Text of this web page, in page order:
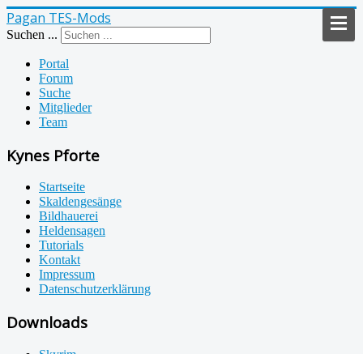
Pagan TES-Mods
Suchen ...
Portal
Forum
Suche
Mitglieder
Team
Kynes Pforte
Startseite
Skaldengesänge
Bildhauerei
Heldensagen
Tutorials
Kontakt
Impressum
Datenschutzerklärung
Downloads